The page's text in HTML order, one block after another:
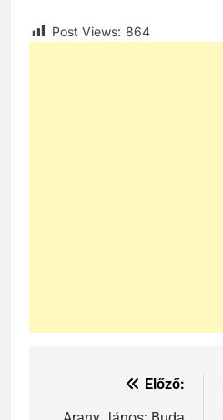
Post Views: 864
BejegyzésElőző:
242
KIK VOLTAK?